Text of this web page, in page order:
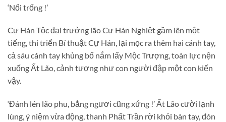
‘Nổi trống !’
Cự Hán Tộc đại trưởng lão Cự Hán Nghiệt gầm lên một
tiếng, thi triển Bí thuật Cự Hán, lại mọc ra thêm hai cánh tay,
cả sáu cánh tay khủng bố nắm lấy Mộc Trượng, toàn lực nện
xuống Ất Lão, cảnh tượng như con người đập một con kiến
vậy.
‘Đánh lén lão phu, bằng ngươi cũng xứng !’ Ất Lão cười lạnh
lùng, ý niệm vừa động, thanh Phất Trần rời khỏi bàn tay, đón